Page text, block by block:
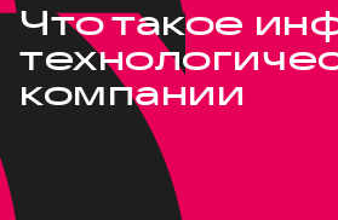
Что такое
компании